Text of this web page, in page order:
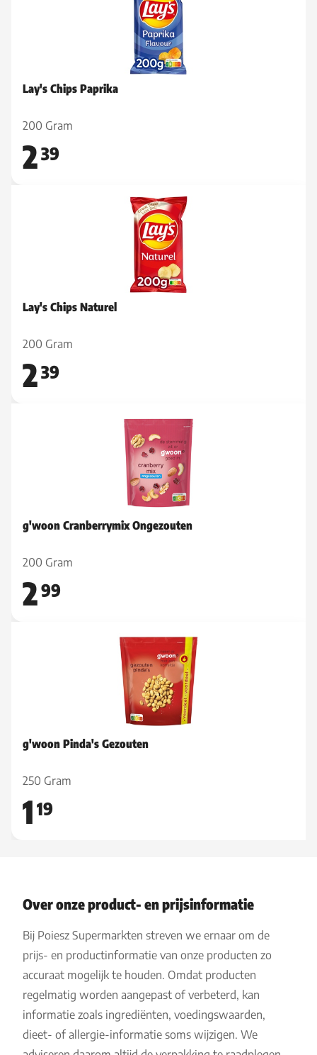
Lay's Chips Paprika
200 Gram
239
Lay's Chips Naturel
200 Gram
239
g'woon Cranberrymix Ongezouten
200 Gram
299
g'woon Pinda's Gezouten
250 Gram
1 19
Over onze product- en prijsinformatie
Bij Poiesz Supermarkten streven we ernaar om de
prijs- en productinformatie van onze producten zo
accuraat mogelijk te houden. Omdat producten
regelmatig worden aangepast of verbeterd, kan
informatie zoals ingrediënten, voedingswaarden,
dieet- of allergie-informatie soms wijzigen. We